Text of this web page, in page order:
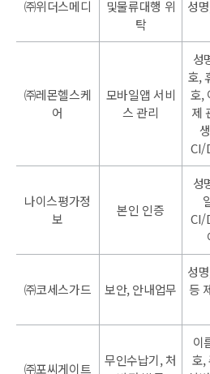
㈜위더스메디
및물류대행 위
탁
성
㈜레몬헬스케
어
모바일앱 서비
스 관리
성
호,
호,
제
CI/
나이스평가정
보
본인 인증
성
CI/
㈜코세스가드 보안, 안내업무
성
등
㈜포씨게이트
무인수납기, 처
이
호,